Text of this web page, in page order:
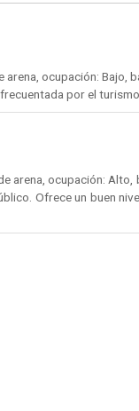
ocupación: Bajo,
por el
arena, ocupación: Alto,
Ofrece un buen